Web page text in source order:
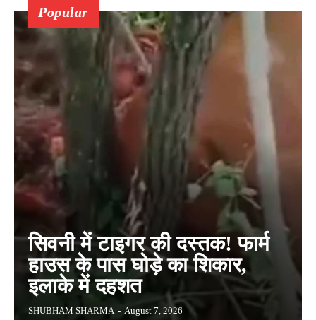
Popular
सिवनी में टाइगर की दस्तक! फार्म
हाउस के पास घोड़े का शिकार,
इलाके में दहशत
SHUBHAM SHARMA - August 7, 2026